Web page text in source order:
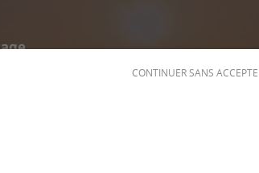
CONTINUER SANS
d'Esteuil